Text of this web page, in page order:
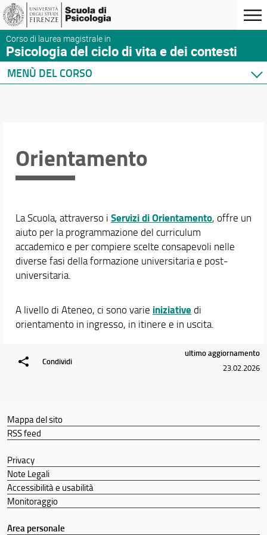
Corso di laurea magistrale in
Psicologia del ciclo di vita e dei contesti
MENÙ DEL CORSO
Didattica
Insegnamenti
Orientamento
Piani di studio
Docenti
Orario e calendari
Orientamento
La Scuola, attraverso i Servizi di Orientamento, offre un
aiuto per la programmazione del curriculum
accademico e per compiere scelte consapevoli nelle
diverse fasi della formazione universitaria e post-
universitaria.
A livello di Ateneo, ci sono varie iniziative di
orientamento in ingresso, in itinere e in uscita.
Condividi
ultimo aggiornamento
23.02.2026
Mappa del sito
RSS feed
Privacy
Note Legali
Accessibilità e usabilità
Monitoraggio
Area personale